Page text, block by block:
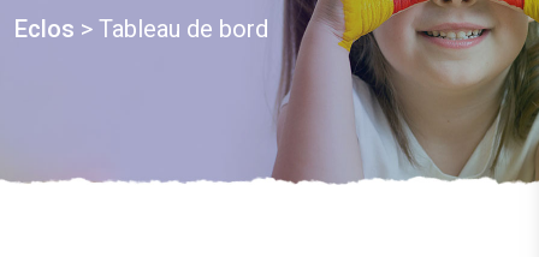
Eclos > Tableau de bord